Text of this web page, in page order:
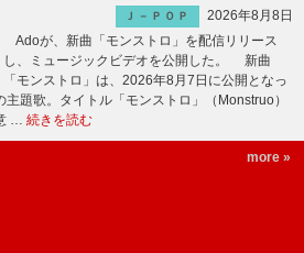
Ｊ－ＰＯＰ
2026年8月8日
Adoが、新曲「モンストロ」を配信リリース
し、ミュージックビデオを公開した。 新曲
「モンストロ」は、2026年8月7日に公開となっ
題歌。タイトル「モンストロ」（Monstruo）
… 続きを読む
more »